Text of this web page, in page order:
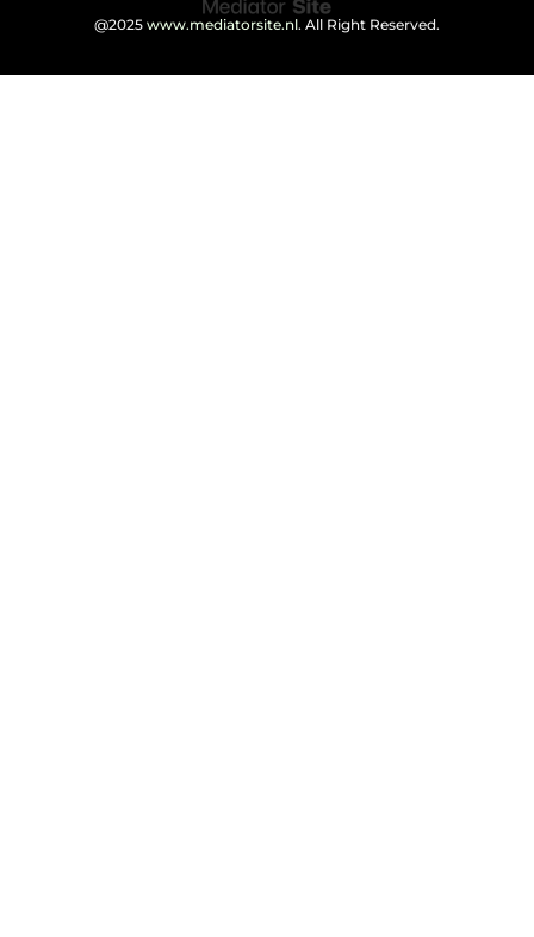
@2025 www.mediatorsite.nl. All Right Reserved.